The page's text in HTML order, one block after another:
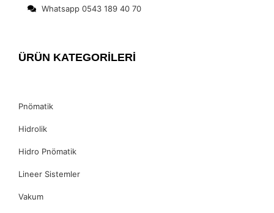
Whatsapp 0543 189 40 70
ÜRÜN KATEGORİLERİ
Pnömatik
Hidrolik
Hidro Pnömatik
Lineer Sistemler
Vakum